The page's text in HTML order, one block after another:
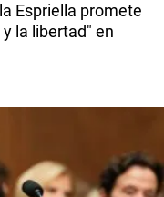
Espriella promete
la libertad" en